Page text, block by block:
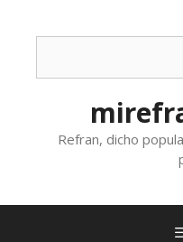
Refran, dicho